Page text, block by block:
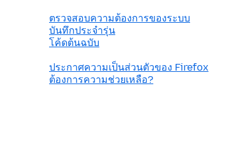
ตรวจสอบความต้องการของระบบ
บันทึกประจำรุ่น
โค้ดต้นฉบับ
ประกาศความเป็นส่วนตัวของ Firefox
ต้องการความช่วยเหลือ?